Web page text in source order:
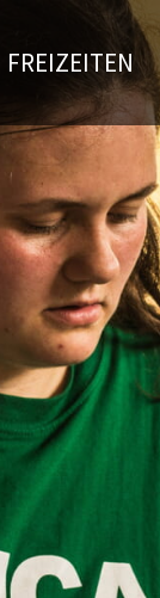
FREIZEITEN